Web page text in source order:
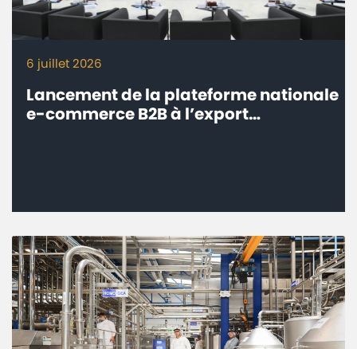
6 juillet 2026
Lancement de la plateforme nationale
e-commerce B2B à l’export